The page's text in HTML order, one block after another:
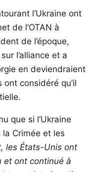
l’Ukraine ont
de l’OTAN à
de l’époque,
l’alliance et a
en deviendraient
considéré qu’il
que si l’Ukraine
la Crimée et les
les États-Unis ont
et ont continué à